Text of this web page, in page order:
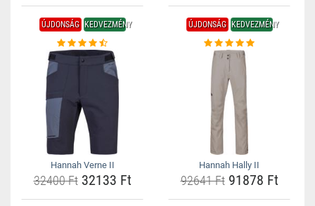
ÚJDONSÁG KEDVEZMÉNY
Hannah Verne II
32400 Ft32133 Ft
ÚJDONSÁG KEDVEZMÉNY
Hannah Hally II
92641 Ft91878 Ft